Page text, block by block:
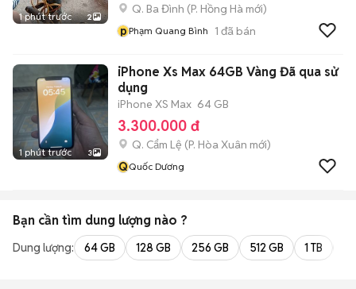
1 phút trước 2
Q. Ba Đình (P. Hồng Hà mới)
pPhạm Quang Bình 1 đã bán
1 phút trước 3
iPhone Xs Max 64GB Vàng Đã qua sử
dụng
iPhone XS Max 64 GB
3.300.000 đ
Q. Cẩm Lệ (P. Hòa Xuân mới)
QQuốc Dương
Bạn cần tìm dung lượng nào ?
Dung lượng: 64 GB 128 GB 256 GB 512 GB 1 TB